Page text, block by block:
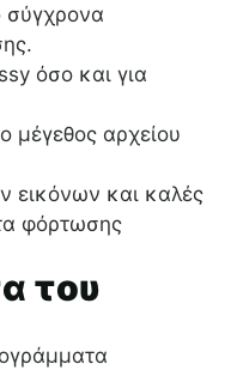
σύγχρονα
όσο και για
μέγεθος αρχείου
εικόνων και καλές
φόρτωσης
του